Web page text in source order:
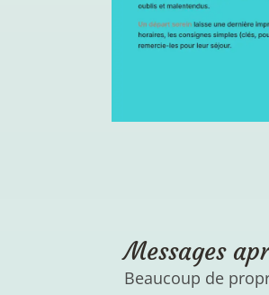
Messages
Beaucoup de